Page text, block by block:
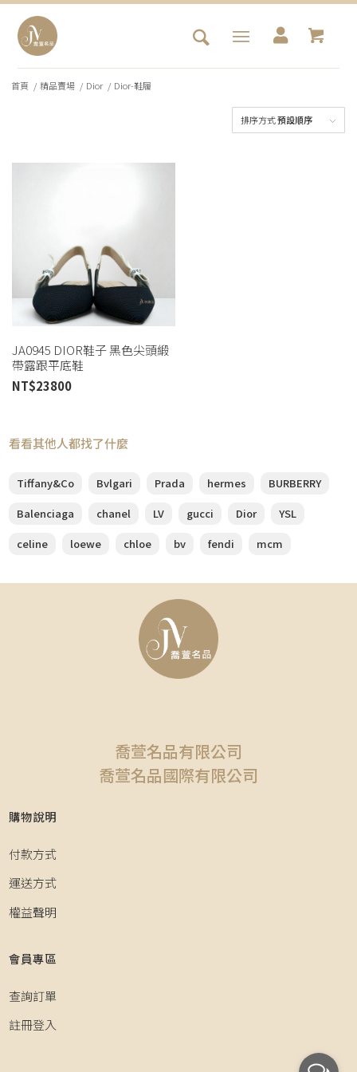
首頁 / 精品賣場 / Dior / Dior-鞋履
排序方式預設順序
JA0945 DIOR鞋子 黑色尖頭緞
帶露跟平底鞋
KCB384TFL_S900 (桃園店)
NT$23800
看看其他人都找了什麼
Tiffany&Co Bvlgari Prada hermes
BURBERRY
Balenciaga
chanel LV gucci Dior
YSL
celine
loewe chloe bv fendi mcm
喬萱名品有限公司
喬萱名品國際有限公司
購物說明
付款方式
運送方式
權益聲明
會員專區
查詢訂單
註冊登入